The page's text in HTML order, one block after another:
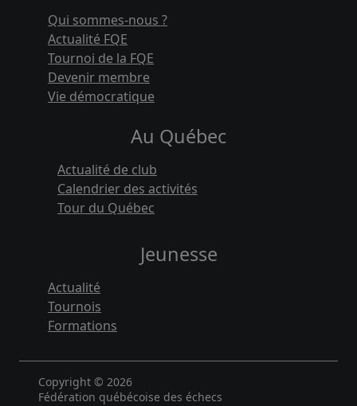
Qui sommes-nous ?
Actualité FQE
Tournoi de la FQE
Devenir membre
Vie démocratique
Au Québec
Actualité de club
Calendrier des activités
Tour du Québec
Jeunesse
Actualité
Tournois
Formations
Copyright © 2026
Fédération québécoise des échecs